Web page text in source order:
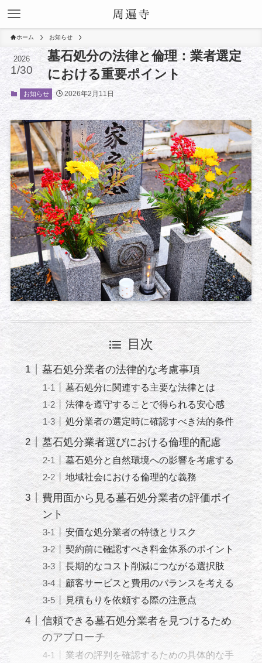
ホーム お知らせ
墓石処分の法律と倫理：業者選定
における重要ポイント
2026
1/30
お知らせ 2026年2月11日
目次
墓石処分業者の法律的な考慮事項
墓石処分に関連する主要な法律とは
法律を遵守することで得られる安心感
処分業者の選定時に確認すべき法的条件
墓石処分業者選びにおける倫理的配慮
墓石処分と自然環境への影響を考慮する
地域社会における倫理的な義務
費用面から見る墓石処分業者の評価ポイ
ント
安価な処分業者の特徴とリスク
契約前に確認すべき料金体系のポイント
長期的なコスト削減につながる選択肢
顧客サービスと費用のバランスを考える
見積もりを依頼する際の注意点
信頼できる墓石処分業者を見つけるため
のアプローチ
業者の評判を確認するための具体的な手